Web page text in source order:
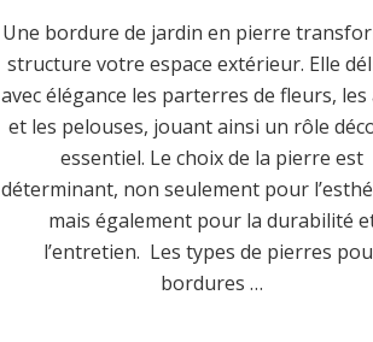
Une bordure de jardin en pierre
structure votre espace extérieur. Elle
avec élégance les parterres de fleurs, les
et les pelouses, jouant ainsi un rôle
essentiel. Le choix de la pierre est
déterminant, non seulement pour
mais également pour la durabilité
l’entretien. Les types de pierres
bordures …